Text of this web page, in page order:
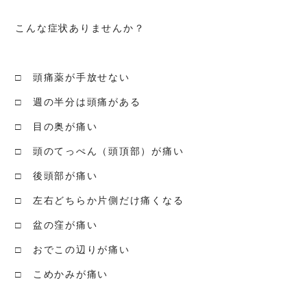
こんな症状ありませんか？
□ 頭痛薬が手放せない
□ 週の半分は頭痛がある
□ 目の奥が痛い
□ 頭のてっぺん（頭頂部）が痛い
□ 後頭部が痛い
□ 左右どちらか片側だけ痛くなる
□ 盆の窪が痛い
□ おでこの辺りが痛い
□ こめかみが痛い